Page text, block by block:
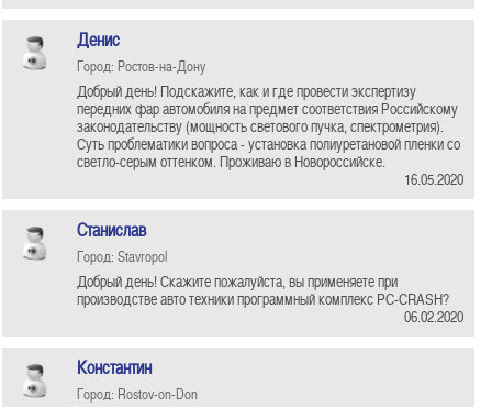
Денис
Город: Ростов-на-Дону
Добрый день! Подскажите, как и где провести экспертизу
передних фар автомобиля на предмет соответствия Российскому
законодательству (мощность светового пучка, спектрометрия).
Суть проблематики вопроса - установка полиуретановой пленки со
светло-серым оттенком. Проживаю в Новороссийске.
16.05.2020
Станислав
Город: Stavropol
Добрый день! Скажите пожалуйста, вы применяете при
производстве авто техники программный комплекс PC-CRASH?
06.02.2020
Константин
Город: Rostov-on-Don